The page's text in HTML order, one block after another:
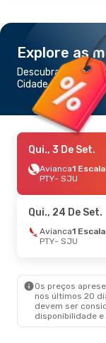
Explore as
Descubra os voos
Cidade do Panamá
Qui., 3 De Set.
Avianca1 Escala
PTY- SJU
Qui., 24 De Set.
Avianca1 Escala
PTY- SJU
Os preços
nos últimos 20
devem ser
disponibilidade